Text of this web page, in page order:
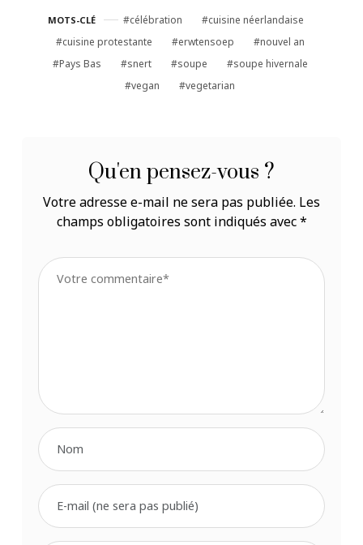
MOTS-CLÉ célébration
cuisine néerlandaise
cuisine protestante
erwtensoep
nouvel an
Pays Bas
snert soupe
soupe hivernale
vegan
vegetarian
Qu'en pensez-vous ?
Votre adresse e-mail ne sera pas publiée. Les
champs obligatoires sont indiqués avec*